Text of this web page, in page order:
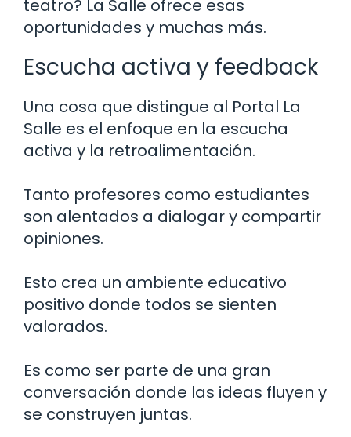
teatro? La Salle ofrece esas
oportunidades y muchas más.
Escucha activa y feedback
Una cosa que distingue al Portal La
Salle es el enfoque en la escucha
activa y la retroalimentación.
Tanto profesores como estudiantes
son alentados a dialogar y compartir
opiniones.
Esto crea un ambiente educativo
positivo donde todos se sienten
valorados.
Es como ser parte de una gran
conversación donde las ideas fluyen y
se construyen juntas.